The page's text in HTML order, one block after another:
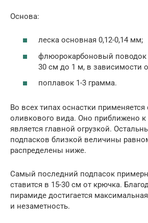
Основа:
леска основная 0,12-0,14 мм;
флюорокарбоновый поводок
30 см до 1 м, в зависимости
поплавок 1-3 грамма.
Во всех типах оснастки
оливкового вида. Оно приближено к
является главной огрузкой.
подпасков близкой величины
распределены ниже.
Самый последний подпасок
ставится в 15-30 см от крючка.
пирамиде достигается
и незаметность.